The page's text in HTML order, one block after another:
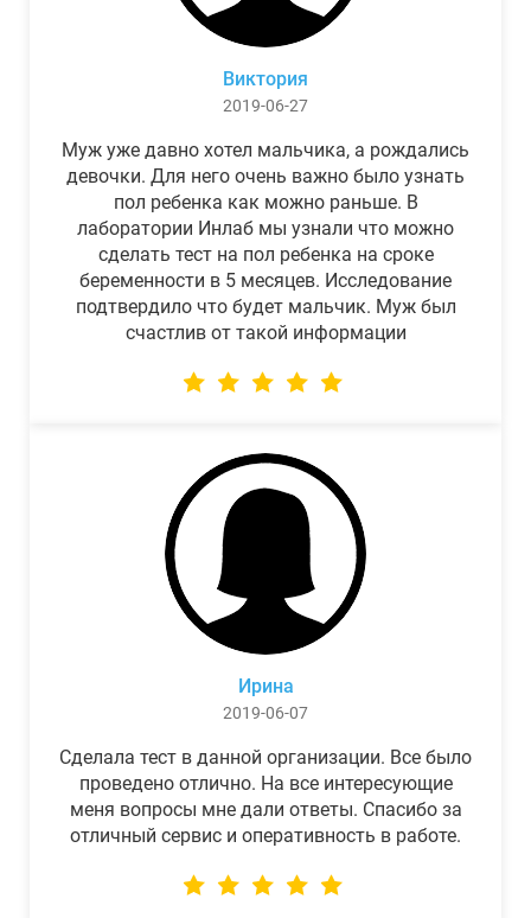
Виктория
2019-06-27
Муж уже давно хотел мальчика, а рождались
девочки. Для него очень важно было узнать
пол ребенка как можно раньше. В
лаборатории Инлаб мы узнали что можно
сделать тест на пол ребенка на сроке
беременности в 5 месяцев. Исследование
подтвердило что будет мальчик. Муж был
счастлив от такой информации
Ирина
2019-06-07
Сделала тест в данной организации. Все было
проведено отлично. На все интересующие
меня вопросы мне дали ответы. Спасибо за
отличный сервис и оперативность в работе.